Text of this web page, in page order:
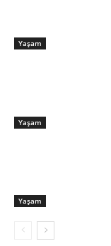
Yaşam
Yaşam
Yaşam